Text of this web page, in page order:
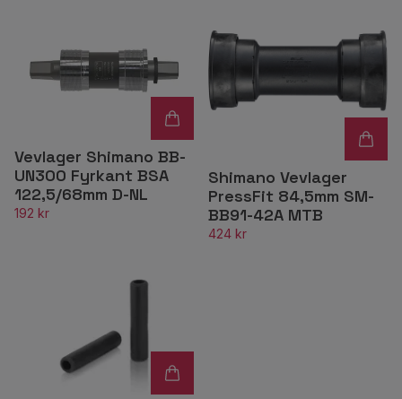
Vevlager Shimano BB-
UN300 Fyrkant BSA
122,5/68mm D-NL
192 kr
Shimano Vevlager
PressFit 84,5mm SM-
BB91-42A MTB
424 kr